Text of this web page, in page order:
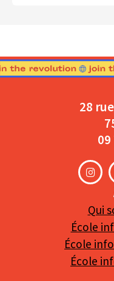
28
09
Qui
École
École
École